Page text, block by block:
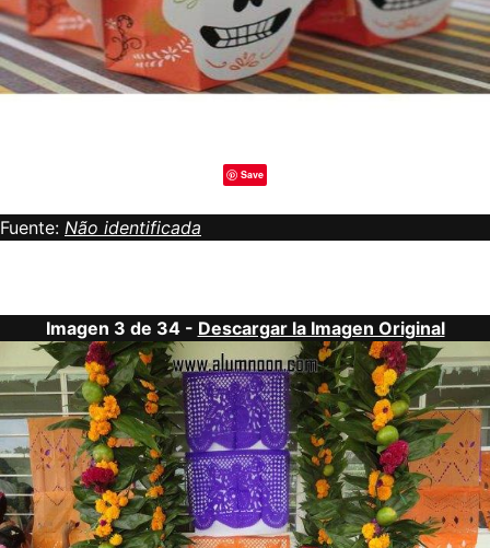
Save
Fuente: Não identificada
Imagen 3 de 34 - Descargar la Imagen Original